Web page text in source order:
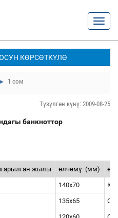
КӨРСӨТКҮЛӨ
1 сом
Түзүлгөн күнү: 2009-08-25
банкноттор
жылы өлчөмү (мм)
140х70
135х65